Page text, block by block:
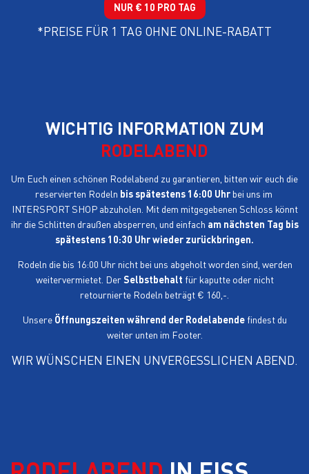
NUR € 10 PRO TAG
*PREISE FÜR 1 TAG OHNE ONLINE-RABATT
WICHTIG INFORMATION ZUM
RODELABEND
Um Euch einen schönen Rodelabend zu garantieren, bitten wir euch die
reservierten Rodeln bis spätestens 16:00 Uhrbei uns im
INTERSPORT SHOP abzuholen. Mit dem mitgegebenen Schloss könnt
ihr die Schlitten draußen absperren, und einfach am nächsten Tag bis
spätestens 10:30 Uhr wieder zurückbringen.
Rodeln die bis 16:00 Uhr nicht bei uns abgeholt worden sind, werden
weitervermietet. DerSelbstbehalt für kaputte oder nicht
retournierte Rodeln beträgt € 160,-.
Unsere Öffnungszeiten während der Rodelabendefindest du
weiter unten im Footer.
WIR WÜNSCHEN EINEN UNVERGESSLICHEN ABEND.